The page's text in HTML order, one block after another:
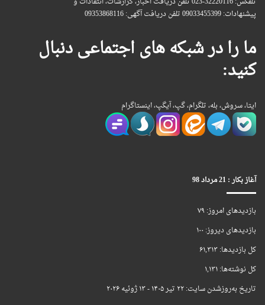
پیشنهادات: 09033455399 تلفن دریافت آگهی: 09353868116
ما را در شبکه های اجتماعی دنبال
کنید:
ایتا، سروش، بله، تلگرام، گپ، آیگپ، اینستاگرام
آغاز بکار : 21 مرداد 98
بازدیدهای امروز: ۷۹
بازدیدهای دیروز: ۱۰۰
کل بازدیدها:۶۱,۳۱۳
کل نوشته‌ها:۱,۱۳۱
تاریخ به‌روزشدن سایت:۲۲ تیر ۱۴۰۵ - ۱۳ ژوئیه ۲۰۲۶